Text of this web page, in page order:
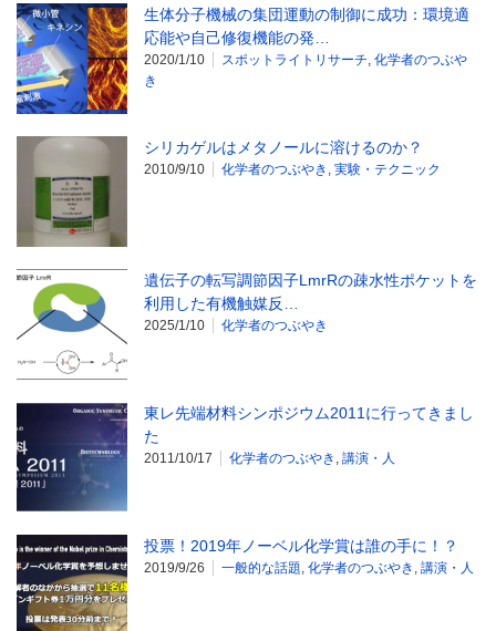
生体分子機械の集団運動の制御に成功：環境適
応能や自己修復機能の発…
2020/1/10 スポットライトリサーチ, 化学者のつぶや
き
シリカゲルはメタノールに溶けるのか？
2010/9/10 化学者のつぶやき , 実験・テクニック
遺伝子の転写調節因子LmrRの疎水性ポケットを
利用した有機触媒反…
2025/1/10 化学者のつぶやき
東レ先端材料シンポジウム2011に行ってきまし
た
2011/10/17 化学者のつぶやき , 講演・人
投票！2019年ノーベル化学賞は誰の手に！？
2019/9/26 一般的な話題, 化学者のつぶやき , 講演・人